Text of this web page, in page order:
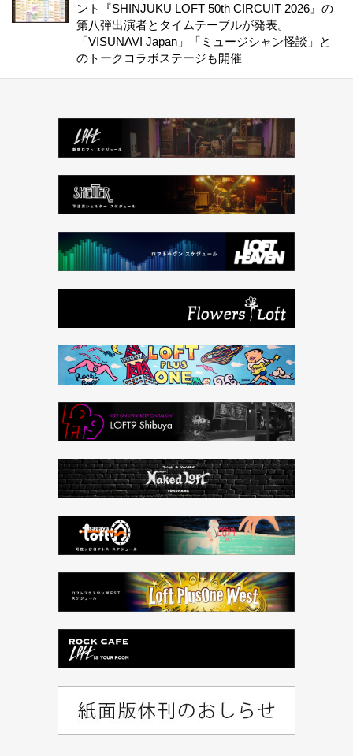
ント『SHINJUKU LOFT 50th CIRCUIT 2026』の
第八弾出演者とタイムテーブルが発表。
「VISUNAVI Japan」「ミュージシャン怪談」と
のトークコラボステージも開催